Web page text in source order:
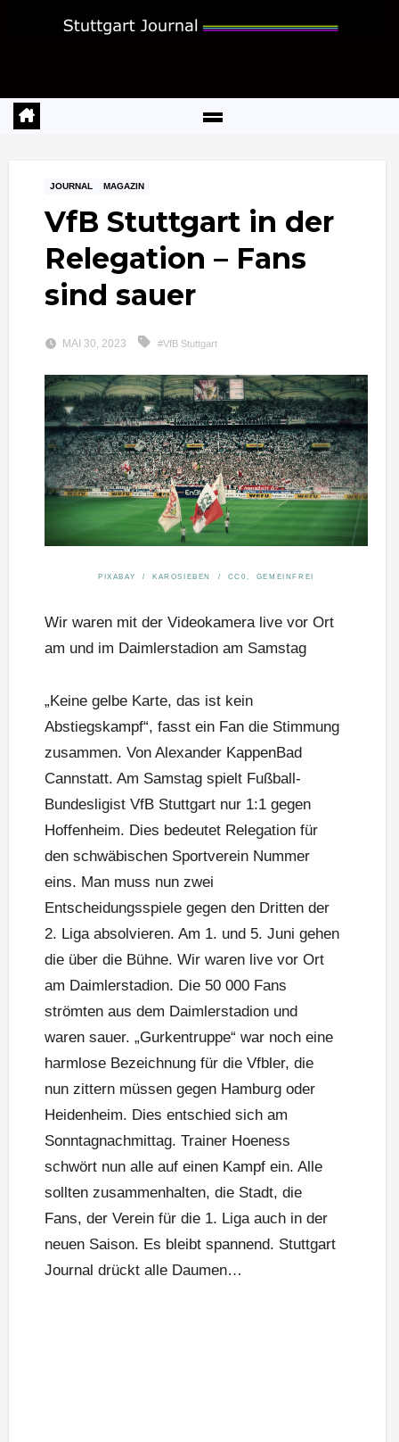
JOURNAL MAGAZIN
VfB Stuttgart in der
Relegation – Fans
sind sauer
MAI 30, 2023 #VfB Stuttgart
PIXABAY / KAROSIEBEN / CC0, GEMEINFREI
Wir waren mit der Videokamera live vor Ort
am und im Daimlerstadion am Samstag
„Keine gelbe Karte, das ist kein
Abstiegskampf“, fasst ein Fan die Stimmung
zusammen. Von Alexander KappenBad
Cannstatt. Am Samstag spielt Fußball-
Bundesligist VfB Stuttgart nur 1:1 gegen
Hoffenheim. Dies bedeutet Relegation für
den schwäbischen Sportverein Nummer
eins. Man muss nun zwei
Entscheidungsspiele gegen den Dritten der
2. Liga absolvieren. Am 1. und 5. Juni gehen
die über die Bühne. Wir waren live vor Ort
am Daimlerstadion. Die 50 000 Fans
strömten aus dem Daimlerstadion und
waren sauer. „Gurkentruppe“ war noch eine
harmlose Bezeichnung für die Vfbler, die
nun zittern müssen gegen Hamburg oder
Heidenheim. Dies entschied sich am
Sonntagnachmittag. Trainer Hoeness
schwört nun alle auf einen Kampf ein. Alle
sollten zusammenhalten, die Stadt, die
Fans, der Verein für die 1. Liga auch in der
neuen Saison. Es bleibt spannend. Stuttgart
Journal drückt alle Daumen…